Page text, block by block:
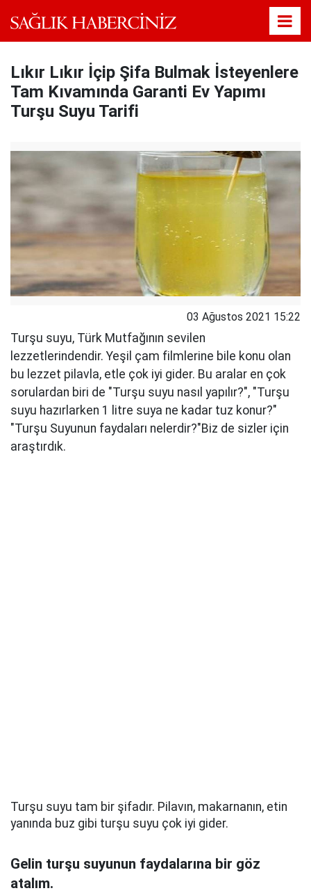
Lıkır Lıkır İçip Şifa Bulmak İsteyenlere
Tam Kıvamında Garanti Ev Yapımı
Turşu Suyu Tarifi
03 Ağustos 2021 15:22
Turşu suyu, Türk Mutfağının sevilen
lezzetlerindendir. Yeşil çam filmlerine bile konu olan
bu lezzet pilavla, etle çok iyi gider. Bu aralar en çok
sorulardan biri de "Turşu suyu nasıl yapılır?", "Turşu
suyu hazırlarken 1 litre suya ne kadar tuz konur?"
"Turşu Suyunun faydaları nelerdir?"Biz de sizler için
araştırdık.
Turşu suyu tam bir şifadır. Pilavın, makarnanın, etin
yanında buz gibi turşu suyu çok iyi gider.
Gelin turşu suyunun faydalarına bir göz
atalım.